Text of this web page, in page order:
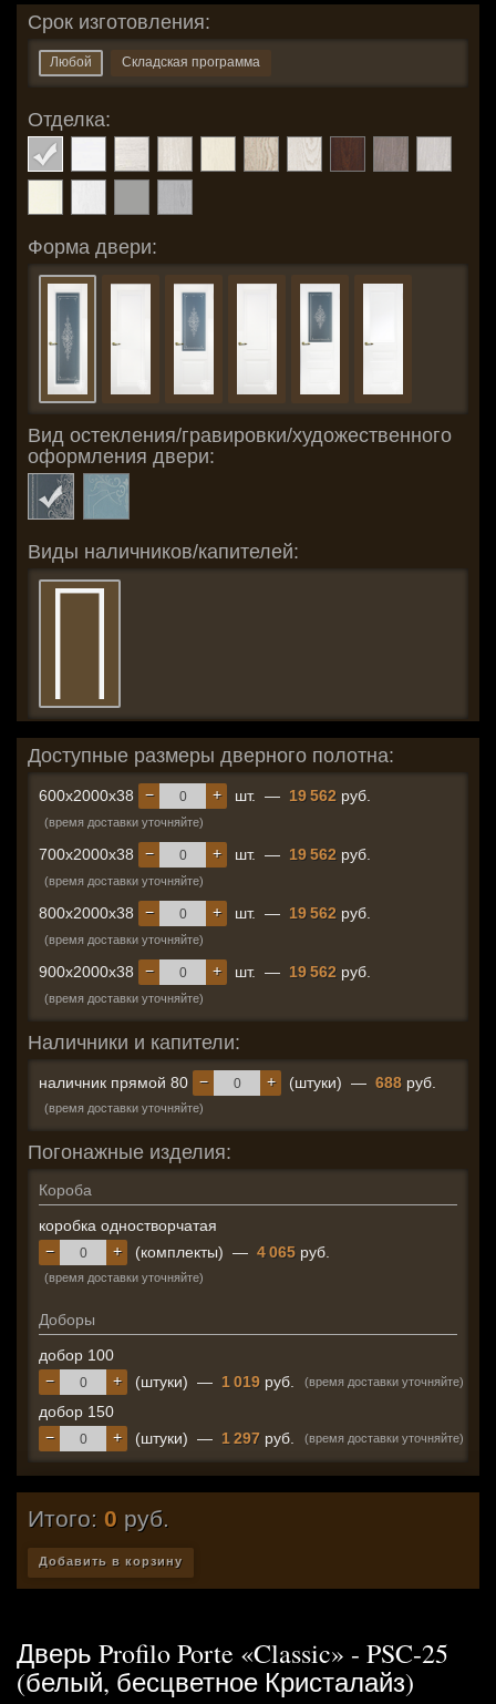
Срок изготовления:
Любой Складская программа
Отделка:
Форма двери:
Вид остекления/гравировки/художественного
оформления двери:
Виды наличников/капителей:
Доступные размеры дверного полотна:
600x2000x38 +
− шт. — 19 562 руб.
(время доставки уточняйте)
700x2000x38 +
− шт. — 19 562 руб.
(время доставки уточняйте)
800x2000x38 +
− шт. — 19 562 руб.
(время доставки уточняйте)
900x2000x38 +
− шт. — 19 562 руб.
(время доставки уточняйте)
Наличники и капители:
наличник прямой 80 +
− (штуки) — 688 руб.
(время доставки уточняйте)
Погонажные изделия:
Короба
коробка одностворчатая
+
− (комплекты) — 4 065 руб.
(время доставки уточняйте)
Доборы
добор 100
+
− (штуки) — 1 019 руб. (время доставки уточняйте)
добор 150
+
− (штуки) — 1 297 руб. (время доставки уточняйте)
Итого: 0 руб.
Добавить в корзину
Дверь Profilo Porte «Classic» - PSC-25
(белый, бесцветное Кристалайз)